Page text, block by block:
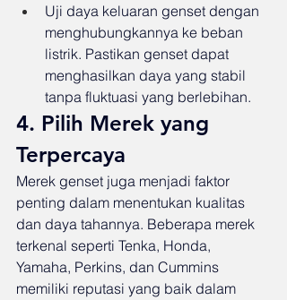
Uji daya keluaran genset dengan
menghubungkannya ke beban
listrik. Pastikan genset dapat
menghasilkan daya yang stabil
tanpa fluktuasi yang berlebihan.
4. Pilih Merek yang
Terpercaya
Merek genset juga menjadi faktor
penting dalam menentukan kualitas
dan daya tahannya. Beberapa merek
terkenal seperti Tenka, Honda,
Yamaha, Perkins, dan Cummins
memiliki reputasi yang baik dalam